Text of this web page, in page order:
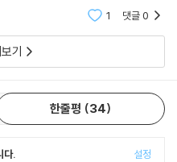
1 댓글0
기
한줄평 34
다. 설정